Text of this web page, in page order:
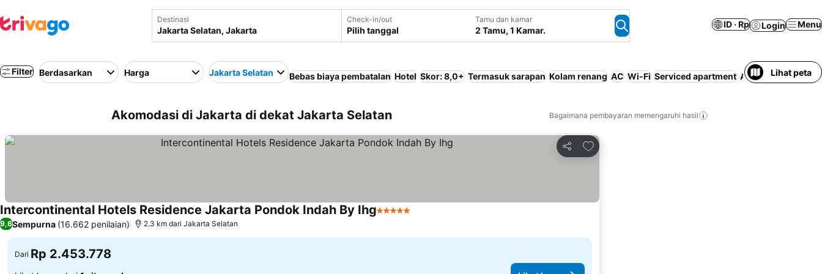
Destinasi Check-in/out
Pilih tanggal
Tamu dan kamar
2 Tamu, 1 Kamar.
ID · Rp Login Menu
Filter Berdasarkan Harga Jakarta Selatan Bebas biaya pembatalan Hotel Skor: 8,0+ Termasuk sarapan Kolam renang AC Wi-Fi Serviced apartment Antar/Jemput Ke
Lihat peta
Akomodasi di Jakarta di dekat Jakarta Selatan Bagaimana pembayaran memengaruhi hasil
Bagikan
Tambahkan ke favorit
Intercontinental Hotels Residence Jakarta Pondok Indah By Ihg5 Bintang
9,6Sempurna (16.662 penilaian) 2.3 km dari Jakarta Selatan
Dari Rp 2.453.778